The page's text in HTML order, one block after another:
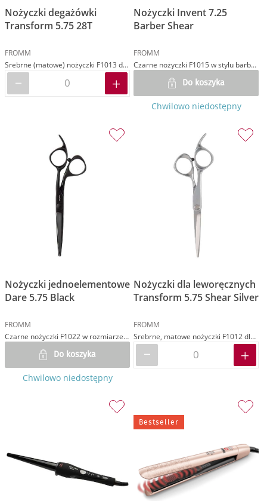
Nożyczki degażówki
Transform 5.75 28T
FROMM
Srebrne (matowe) nożyczki F1013 do degażowania w rozmiarze 5.75 z uchwytem semi-asymetrycznym
Nożyczki Invent 7.25
Barber Shear
FROMM
Czarne nożyczki F1015 w stylu barberskim w rozmiarze 7.25
Do koszyka
Chwilowo niedostępny
Nożyczki jednoelementowe
Dare 5.75 Black
FROMM
Czarne nożyczki F1022 w rozmiarze 5.75 z uchwytem asymetrycznym
Do koszyka
Chwilowo niedostępny
Nożyczki dla leworęcznych
Transform 5.75 Shear Silver
FROMM
Srebrne, matowe nożyczki F1012 dla leworęcznych w rozmiarze 5.75 z uchwytem semi-asymetrycznym
Bestseller